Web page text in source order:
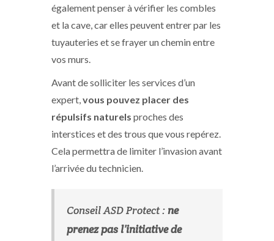
également penser à vérifier les combles
et la cave, car elles peuvent entrer par les
tuyauteries et se frayer un chemin entre
vos murs.
Avant de solliciter les services d’un
expert,vous pouvez placer des
répulsifs naturels proches des
interstices et des trous que vous repérez.
Cela permettra de limiter l’invasion avant
l’arrivée du technicien.
Conseil ASD Protect :ne
prenez pas l’initiative de